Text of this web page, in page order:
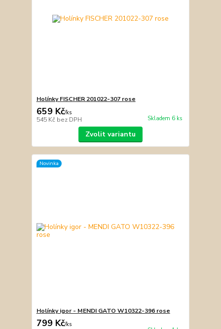
Holínky FISCHER 201022-307 rose
659 Kč/ks
545 Kč bez DPH Skladem 6 ks
Zvolit variantu
Novinka
Holínky igor - MENDI GATO W10322-396 rose
799 Kč/ks